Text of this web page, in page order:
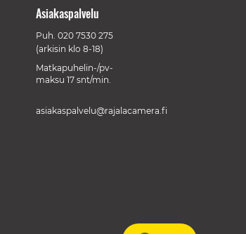
Asiakaspalvelu
Puh. 020 7530 275
(arkisin klo 8-18)
Matkapuhelin-/pv-
maksu 17 snt/min.
asiakaspalvelu@rajalacamera.fi